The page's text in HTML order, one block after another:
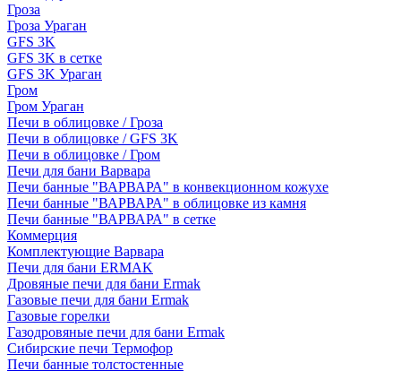
Гроза
Гроза Ураган
GFS 3K
GFS 3K в сетке
GFS 3K Ураган
Гром
Гром Ураган
Печи в облицовке / Гроза
Печи в облицовке / GFS 3K
Печи в облицовке / Гром
Печи для бани Варвара
Печи банные "ВАРВАРА" в конвекционном кожухе
Печи банные "ВАРВАРА" в облицовке из камня
Печи банные "ВАРВАРА" в сетке
Коммерция
Комплектующие Варвара
Печи для бани ERMAK
Дровяные печи для бани Ermak
Газовые печи для бани Ermak
Газовые горелки
Газодровяные печи для бани Ermak
Сибирские печи Термофор
Печи банные толстостенные